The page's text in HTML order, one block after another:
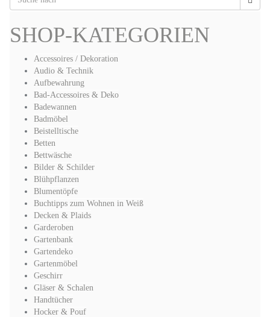
SHOP-KATEGORIEN
Accessoires / Dekoration
Audio & Technik
Aufbewahrung
Bad-Accessoires & Deko
Badewannen
Badmöbel
Beistelltische
Betten
Bettwäsche
Bilder & Schilder
Blühpflanzen
Blumentöpfe
Buchtipps zum Wohnen in Weiß
Decken & Plaids
Garderoben
Gartenbank
Gartendeko
Gartenmöbel
Geschirr
Gläser & Schalen
Handtücher
Hocker & Pouf